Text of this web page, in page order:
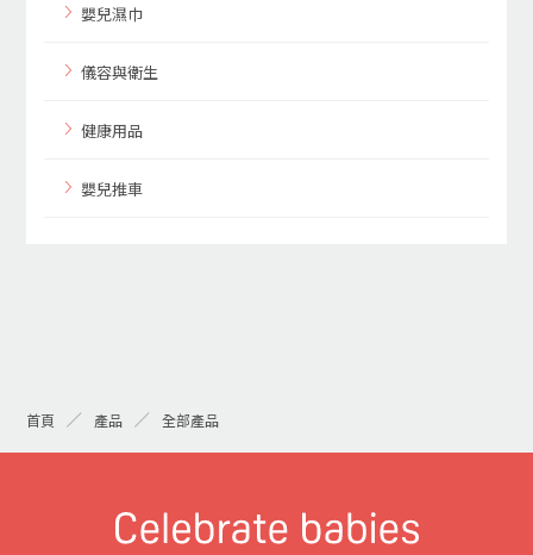
嬰兒濕巾
儀容與衛生
健康用品
嬰兒推車
首頁 產品 全部產品